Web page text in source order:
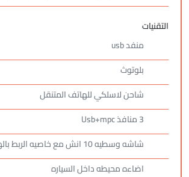
التقنيات
منفد usb
بلوتوث
شاحن لاسلكي للهاتف المتنقل
شاشه وسطيه 10 انش مع خاصيه الربط بالهاتف
اضاءه محيطه داخل السياره